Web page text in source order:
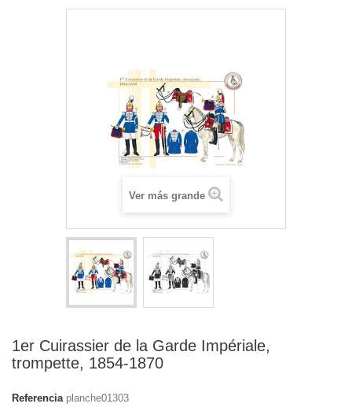
Ver más grande
1er Cuirassier de la Garde Impériale,
trompette, 1854-1870
Referencia planche01303